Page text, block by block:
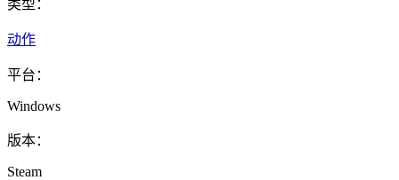
类型：
动作
平台：
Windows
版本：
Steam